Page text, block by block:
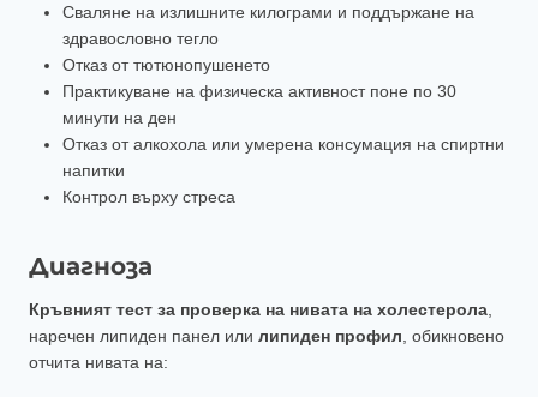
Сваляне на излишните килограми и поддържане на
здравословно тегло
Отказ от тютюнопушенето
Практикуване на физическа активност поне по 30
минути на ден
Отказ от алкохола или умерена консумация на спиртни
напитки
Контрол върху стреса
Диагноза
Кръвният тест за проверка на нивата на холестерола
наречен липиден панел или липиден профил , обикновено
отчита нивата на: